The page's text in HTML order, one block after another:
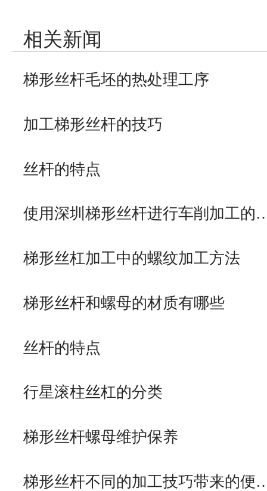
相关新闻
梯形丝杆毛坯的热处理工序
加工梯形丝杆的技巧
丝杆的特点
使用深圳梯形丝杆进行车削加工的
梯形丝杠加工中的螺纹加工方法
梯形丝杆和螺母的材质有哪些
丝杆的特点
行星滚柱丝杠的分类
梯形丝杆螺母维护保养
梯形丝杆不同的加工技巧带来的便